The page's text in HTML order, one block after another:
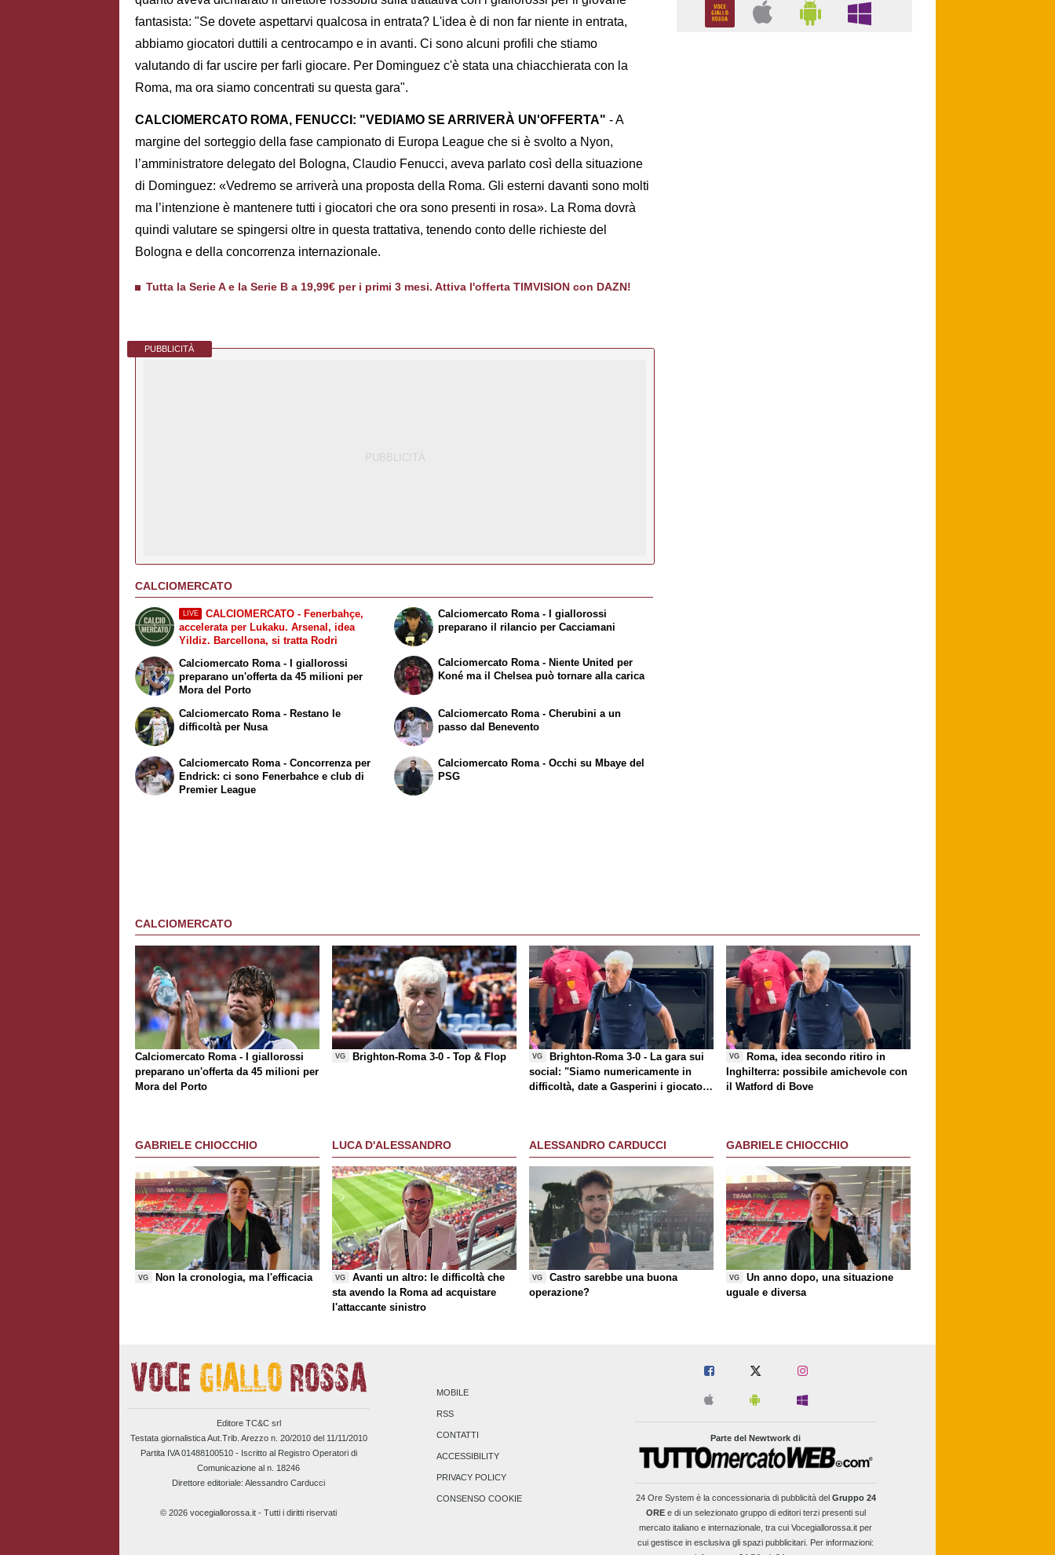
fantasista: "Se dovete aspettarvi qualcosa in entrata? L'idea è di non far niente in entrata,
abbiamo giocatori duttili a centrocampo e in avanti. Ci sono alcuni profili che stiamo
valutando di far uscire per farli giocare. Per Dominguez c'è stata una chiacchierata con la
Roma, ma ora siamo concentrati su questa gara".
CALCIOMERCATO ROMA, FENUCCI: "VEDIAMO SE ARRIVERÀ UN'OFFERTA" - A
margine del sorteggio della fase campionato di Europa League che si è svolto a Nyon,
l’amministratore delegato del Bologna, Claudio Fenucci, aveva parlato così della situazione
di Dominguez: «Vedremo se arriverà una proposta della Roma. Gli esterni davanti sono molti
ma l’intenzione è mantenere tutti i giocatori che ora sono presenti in rosa». La Roma dovrà
quindi valutare se spingersi oltre in questa trattativa, tenendo conto delle richieste del
Bologna e della concorrenza internazionale.
Tutta la Serie A e la Serie B a 19,99€ per i primi 3 mesi. Attiva l'offerta TIMVISION con DAZN!
PUBBLICITÀ
CALCIOMERCATO
LIVE
CALCIOMERCATO - Fenerbahçe,
accelerata per Lukaku. Arsenal, idea
Yildiz. Barcellona, si tratta Rodri
Calciomercato Roma - I giallorossi
preparano un'offerta da 45 milioni per
Mora del Porto
Calciomercato Roma - I giallorossi
preparano il rilancio per Cacciamani
Calciomercato Roma - Niente United per
Koné ma il Chelsea può tornare alla carica
Calciomercato Roma - Restano le
difficoltà per Nusa
Calciomercato Roma - Concorrenza per
Endrick: ci sono Fenerbahce e club di
Premier League
Calciomercato Roma - Cherubini a un
passo dal Benevento
Calciomercato Roma - Occhi su Mbaye del
PSG
CALCIOMERCATO
Calciomercato Roma - I giallorossi
preparano un'offerta da 45 milioni per
Mora del Porto
VG Brighton-Roma 3-0 -Top & Flop VG
Brighton-Roma 3-0 - La gara sui
social : "Siamo numericamente in
difficoltà, date a Gasperini i giocatori
VG
Roma, idea secondo ritiro in
Inghilterra: possibile amichevole con
il Watford di Bove
GABRIELE CHIOCCHIO
VG Non la cronologia, ma l'efficacia
LUCA D'ALESSANDRO
VG
Avanti un altro: le difficoltà che
sta avendo la Roma ad acquistare
l'attaccante sinistro
ALESSANDRO CARDUCCI
VG
Castro sarebbe una buona
operazione?
GABRIELE CHIOCCHIO
VG
Un anno dopo, una situazione
uguale e diversa
Editore TC&C srl
Testata giornalistica Aut.Trib. Arezzo n. 20/2010 del 11/11/2010
Partita IVA 01488100510 - Iscritto al Registro Operatori di
Comunicazione al n. 18246
Direttore editoriale: Alessandro Carducci
© 2026 vocegiallorossa.it - Tutti i diritti riservati
MOBILE
RSS
CONTATTI
ACCESSIBILITY
PRIVACY POLICY
CONSENSO COOKIE
Parte del Newtwork di
24 Ore Systemè la concessionaria di pubblicità del Gruppo 24
OREe di un selezionato gruppo di editori terzi presenti sul
mercato italiano e internazionale, tra cui Vocegiallorossa.it per
cui gestisce in esclusiva gli spazi pubblicitari. Per informazioni: